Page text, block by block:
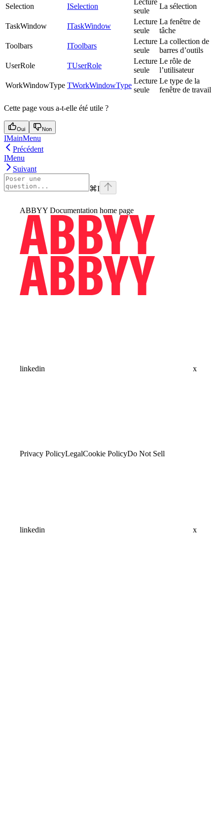
Selection
ISelection
seule
La sélection
TaskWindow ITaskWindow
Lecture
seule
La fenêtre de
tâche
Toolbars
IToolbars
Lecture
seule
La collection de
barres d’outils
UserRole
TUserRole
Lecture
seule
Le rôle de
l’utilisateur
WorkWindowType TWorkWindowType
Lecture
seule
Le type de la
fenêtre de travail
Cette page vous a-t-elle été utile ?
Oui Non
IMainMenu
Précédent
IMenu
Suivant
⌘I
ABBYY Documentation home page
linkedin x
Privacy PolicyLegalCookie PolicyDo Not Sell
linkedin x